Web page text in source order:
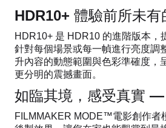
HDR10+ 體驗前所未有
HDR10+ 是 HDR10 的進階版本，
針對每個場景或每一幀進行亮度調
升內容的動態範圍與色彩準確度，
更分明的震撼畫面。
如臨其境，感受真實
FILMMAKER MODE™電影創作者